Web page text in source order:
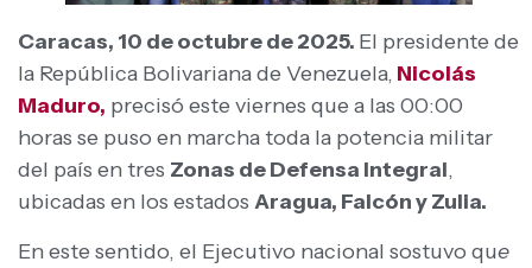
Caracas, 10 de octubre de 2025. El presidente de
la República Bolivariana de Venezuela, Nicolás
Maduro, precisó este viernes que a las 00:00
horas se puso en marcha toda la potencia militar
del país en tres Zonas de Defensa Integral,
ubicadas en los estados Aragua, Falcón y Zulia.
En este sentido, el Ejecutivo nacional sostuvo que